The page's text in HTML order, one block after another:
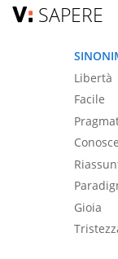
SAPERE
Libertà
Facile
Gioia